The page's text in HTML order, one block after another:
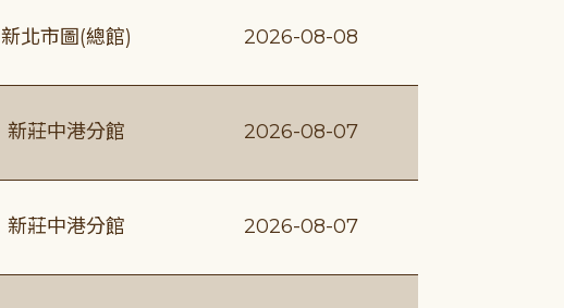
新北市圖(總館) 2026-08-08
新莊中港分館 2026-08-07
新莊中港分館 2026-08-07